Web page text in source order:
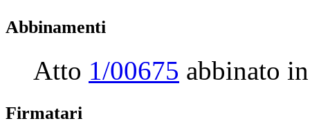
Abbinamenti
Atto 1/00675 abbinato
Firmatari